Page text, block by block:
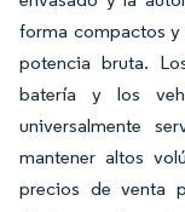
forma compactos y
potencia bruta.
batería y los
universalmente
mantener altos
precios de venta